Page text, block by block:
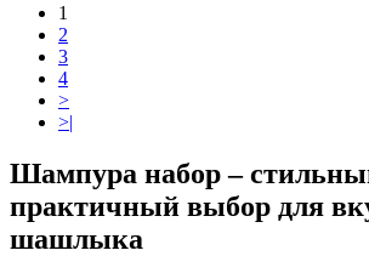
1
2
3
4
>
>|
Шампура набор –
практичный выбор для
шашлыка